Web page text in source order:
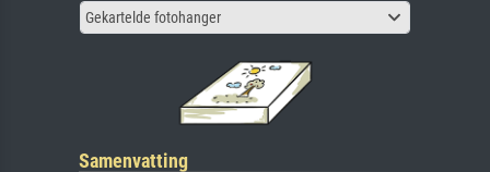
Gekartelde fotohanger
Samenvatting